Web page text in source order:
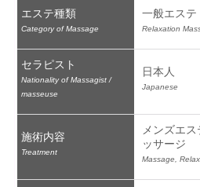
エステ種類
Category of Massage
一般エステ
Relaxation
セラピスト
Nationality of Massagist /
masseuse
日本人
Japanese
施術内容
Treatment
メンズエ
ッサージ
Massage,